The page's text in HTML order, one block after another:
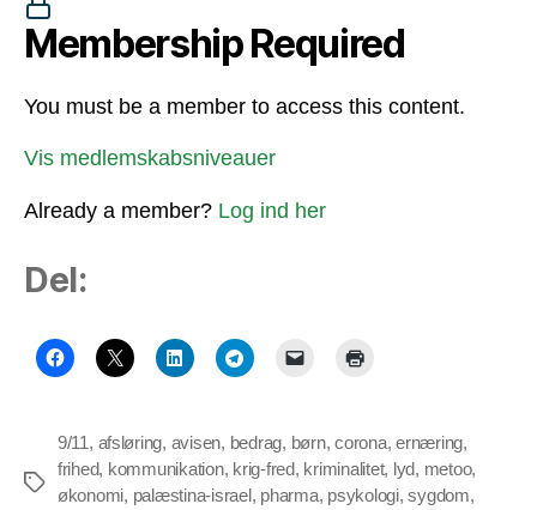
Membership Required
You must be a member to access this content.
Vis medlemskabsniveauer
Already a member? Log ind her
Del:
Tags
9/11, afsløring, avisen, bedrag, børn,corona,ernæring,
frihed, kommunikation, krig-fred, kriminalitet, lyd, metoo,
økonomi, palæstina-israel, pharma, psykologi,sygdom,